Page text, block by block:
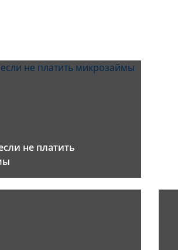
не платить